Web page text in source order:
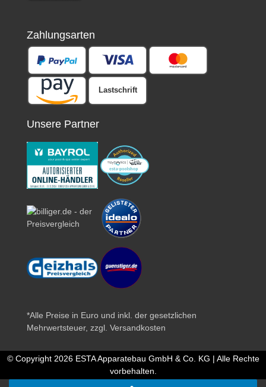
Zahlungsarten
Lastschrift
Unsere Partner
*Alle Preise in Euro und inkl. der gesetzlichen
Mehrwertsteuer, zzgl. Versandkosten
© Copyright 2026 ESTA Apparatebau GmbH & Co. KG | Alle Rechte
vorbehalten.